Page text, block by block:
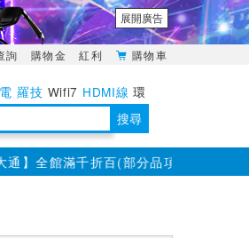
展開廣告
詢 購物金 紅利 購物車
羅技 Wifi7 HDMI線 環
搜尋
全館滿千折百(部分品項不適用，滿2千